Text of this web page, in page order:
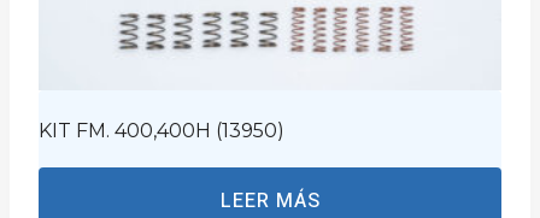
KIT FM. 400,400H (13950)
LEER MÁS